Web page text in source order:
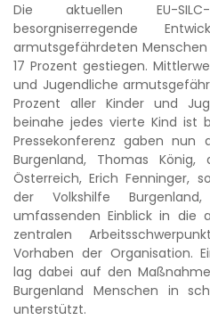
Die aktuellen EU-
besorgniserregende
armutsgefährdeten
17 Prozent gestiegen.
und Jugendliche
Prozent aller Kinder und
beinahe jedes vierte Kind ist
Pressekonferenz gaben nun
Burgenland, Thomas
Österreich, Erich Fenninger,
der Volkshilfe
umfassenden Einblick in die
zentralen
Vorhaben der Organisation.
lag dabei auf den
Burgenland Menschen in
unterstützt.